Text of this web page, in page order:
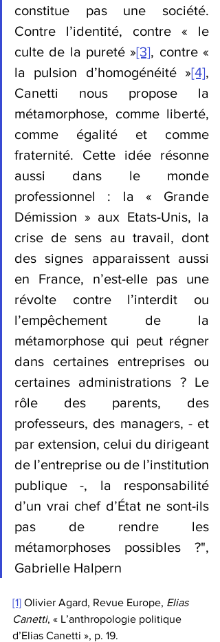
constitue pas une société.
Contre l’identité, contre « le
culte de la pureté »[3], contre «
la pulsion d’homogénéité »[4],
Canetti nous propose la
métamorphose, comme liberté,
comme égalité et comme
fraternité. Cette idée résonne
aussi dans le monde
professionnel : la « Grande
Démission » aux Etats-Unis, la
crise de sens au travail, dont
des signes apparaissent aussi
en France, n’est-elle pas une
révolte contre l’interdit ou
l’empêchement de la
métamorphose qui peut régner
dans certaines entreprises ou
certaines administrations ? Le
rôle des parents, des
professeurs, des managers, - et
par extension, celui du dirigeant
de l’entreprise ou de l’institution
publique -, la responsabilité
d’un vrai chef d’État ne sont-ils
pas de rendre les
métamorphoses possibles ?",
Gabrielle Halpern
[1] Olivier Agard, Revue Europe, Elias
Canetti, « L’anthropologie politique
d’Elias Canetti », p. 19.